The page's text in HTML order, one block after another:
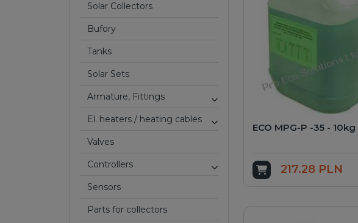
Solar Collectors
Bufory
Tanks
Solar Sets
Armature, Fittings
El. heaters / heating cables
valves
Controllers
Sensors
Parts for collectors
ECO MPG-P -35 - 10kg
Add to cart
217.28 PLN